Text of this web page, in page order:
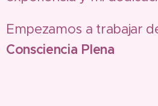
Empezamos a trabajar
Consciencia Plena